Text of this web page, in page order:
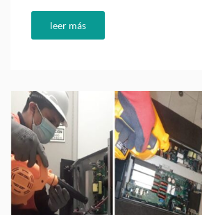
leer más